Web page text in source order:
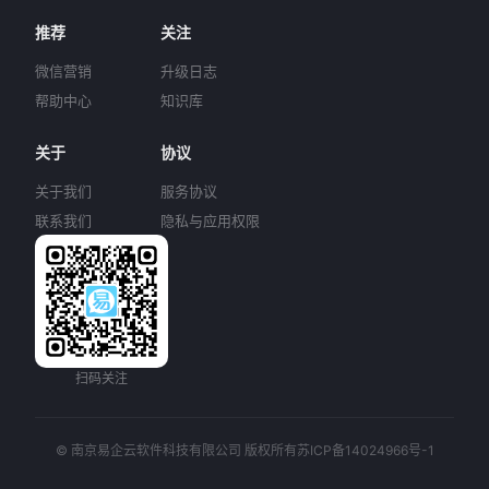
推荐
微信营销
帮助中心
关注
升级日志
知识库
关于
关于我们
联系我们
协议
服务协议
隐私与应用权限
扫码关注
© 南京易企云软件科技有限公司 版权所有苏ICP备14024966号-1